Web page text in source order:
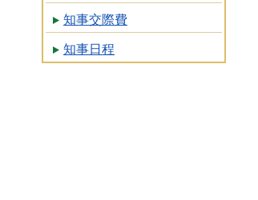
知事交際費
知事日程